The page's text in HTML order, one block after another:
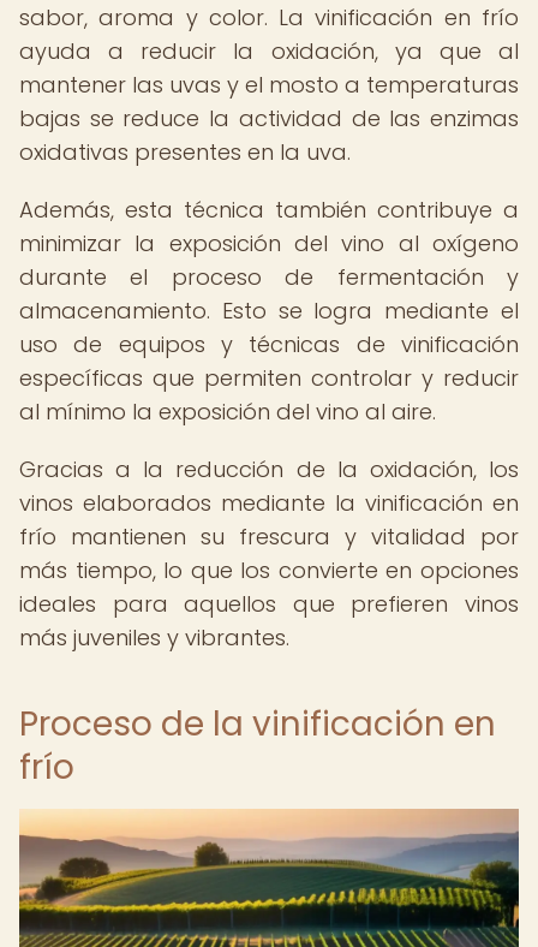
sabor, aroma y color. La vinificación en frío
ayuda a reducir la oxidación, ya que al
mantener las uvas y el mosto a temperaturas
bajas se reduce la actividad de las enzimas
oxidativas presentes en la uva.
Además, esta técnica también contribuye a
minimizar la exposición del vino al oxígeno
durante el proceso de fermentación y
almacenamiento. Esto se logra mediante el
uso de equipos y técnicas de vinificación
específicas que permiten controlar y reducir
al mínimo la exposición del vino al aire.
Gracias a la reducción de la oxidación, los
vinos elaborados mediante la vinificación en
frío mantienen su frescura y vitalidad por
más tiempo, lo que los convierte en opciones
ideales para aquellos que prefieren vinos
más juveniles y vibrantes.
Proceso de la vinificación en
frío